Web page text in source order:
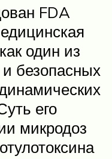
FDA
один из
безопасных
его
микродоз